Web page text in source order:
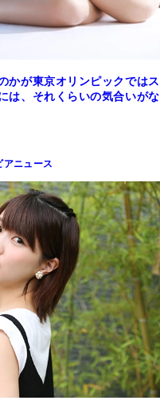
かが東京オリンピックではス
は、それくらいの気合いがな
アニュース